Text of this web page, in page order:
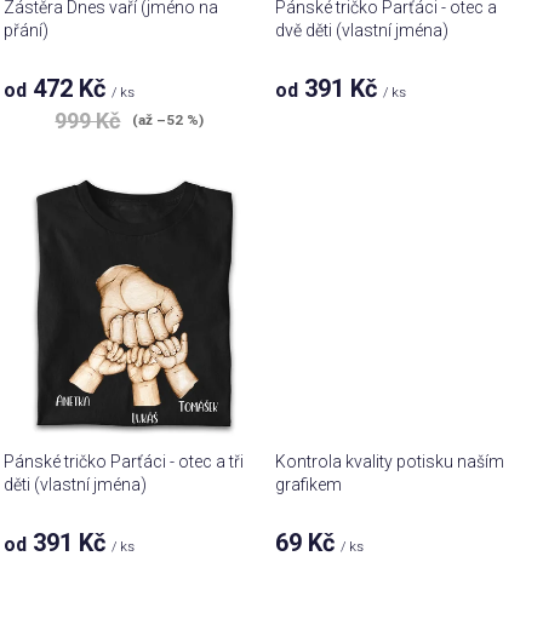
ů
k
ů
Zástěra Dnes vaří (jméno na
přání)
od 472 Kč/ ks
999 Kč (až –52 %)
Pánské tričko Parťáci - otec a
dvě děti (vlastní jména)
od 391 Kč/ ks
Pánské tričko Parťáci - otec a tři
děti (vlastní jména)
od 391 Kč/ ks
Kontrola kvality potisku naším
grafikem
69 Kč/ ks